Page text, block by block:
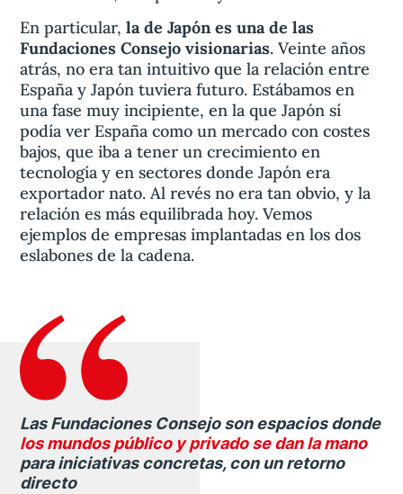
En particular,la de Japón es una de las
Fundaciones Consejo visionarias. Veinte años
atrás, no era tan intuitivo que la relación entre
España y Japón tuviera futuro. Estábamos en
una fase muy incipiente, en la que Japón sí
podía ver España como un mercado con costes
bajos, que iba a tener un crecimiento en
tecnología y en sectores donde Japón era
exportador nato. Al revés no era tan obvio, y la
relación es más equilibrada hoy. Vemos
ejemplos de empresas implantadas en los dos
eslabones de la cadena.
Las Fundaciones Consejo son espacios donde
los mundos público y privado se dan la mano
para iniciativas concretas, con un retorno
directo